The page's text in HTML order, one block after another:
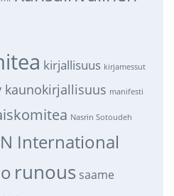
kirjallisuus kirjamessut
kaunokirjallisuus manifesti
Nasrin Sotoudeh
International
runous saame